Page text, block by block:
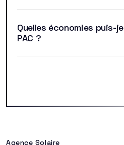
Quelles économies puis-
PAC ?
Agence Solaire